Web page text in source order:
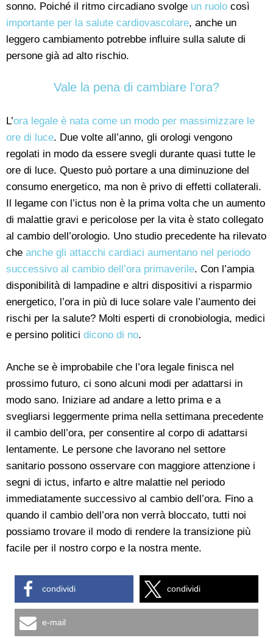
sonno. Poiché il ritmo circadiano svolge un ruolo così
importante per la salute cardiovascolare, anche un
leggero cambiamento potrebbe influire sulla salute di
persone già ad alto rischio.
Vale la pena di cambiare l’ora?
L’ora legale è nata come un modo per massimizzare le
ore di luce. Due volte all’anno, gli orologi vengono
regolati in modo da essere svegli durante quasi tutte le
ore di luce. Questo può portare a una diminuzione del
consumo energetico, ma non è privo di effetti collaterali.
Il legame con l’ictus non è la prima volta che un aumento
di malattie gravi e pericolose per la vita è stato collegato
al cambio dell’orologio. Uno studio precedente ha rilevato
che anche gli attacchi cardiaci aumentano nel periodo
successivo al cambio dell’ora primaverile. Con l’ampia
disponibilità di lampadine e altri dispositivi a risparmio
energetico, l’ora in più di luce solare vale l’aumento dei
rischi per la salute? Molti esperti di cronobiologia, medici
e persino politici dicono di no.
Anche se è improbabile che l’ora legale finisca nel
prossimo futuro, ci sono alcuni modi per adattarsi in
modo sano. Iniziare ad andare a letto prima e a
svegliarsi leggermente prima nella settimana precedente
il cambio dell’ora, per consentire al corpo di adattarsi
lentamente. Le persone che lavorano nel settore
sanitario possono osservare con maggiore attenzione i
segni di ictus, infarto e altre malattie nel periodo
immediatamente successivo al cambio dell’ora. Fino a
quando il cambio dell’ora non verrà bloccato, tutti noi
possiamo trovare il modo di rendere la transizione più
facile per il nostro corpo e la nostra mente.
condividi condividi
e-mail